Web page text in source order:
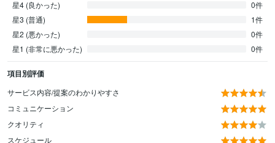
星4 (良かった)
0件
星3 (普通)
1件
星2 (悪かった)
0件
星1 (非常に悪かった)
0件
項目別評価
サービス内容/提案のわかりやすさ
コミュニケーション
クオリティ
スケジュール